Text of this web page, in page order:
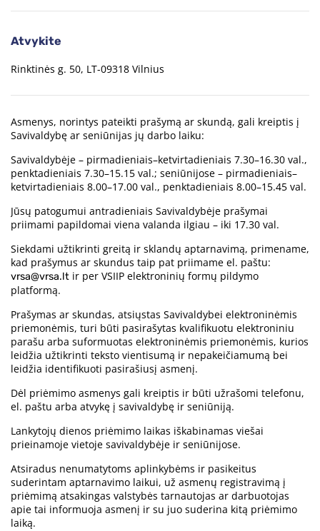
Atvykite
Rinktinės g. 50, LT-09318 Vilnius
Asmenys, norintys pateikti prašymą ar skundą, gali kreiptis į
Savivaldybę ar seniūnijas jų darbo laiku:
Savivaldybėje – pirmadieniais–ketvirtadieniais 7.30–16.30 val.,
penktadieniais 7.30–15.15 val.; seniūnijose – pirmadieniais–
ketvirtadieniais 8.00–17.00 val., penktadieniais 8.00–15.45 val.
Jūsų patogumui antradieniais Savivaldybėje prašymai
priimami papildomai viena valanda ilgiau – iki 17.30 val.
Siekdami užtikrinti greitą ir sklandų aptarnavimą, primename,
kad prašymus ar skundus taip pat priimame el. paštu:
vrsa@vrsa.lt ir per VSIIP elektroninių formų pildymo
platformą.
Prašymas ar skundas, atsiųstas Savivaldybei elektroninėmis
priemonėmis, turi būti pasirašytas kvalifikuotu elektroniniu
parašu arba suformuotas elektroninėmis priemonėmis, kurios
leidžia užtikrinti teksto vientisumą ir nepakeičiamumą bei
leidžia identifikuoti pasirašiusį asmenį.
Dėl priėmimo asmenys gali kreiptis ir būti užrašomi telefonu,
el. paštu arba atvykę į savivaldybę ir seniūniją.
Lankytojų dienos priėmimo laikas iškabinamas viešai
prieinamoje vietoje savivaldybėje ir seniūnijose.
Atsiradus nenumatytoms aplinkybėms ir pasikeitus
suderintam aptarnavimo laikui, už asmenų registravimą į
priėmimą atsakingas valstybės tarnautojas ar darbuotojas
apie tai informuoja asmenį ir su juo suderina kitą priėmimo
laiką.